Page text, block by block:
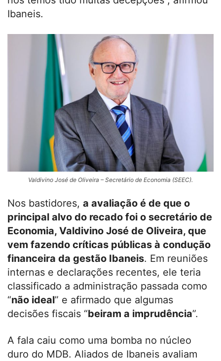
Ibaneis.
Valdivino José de Oliveira – Secretário de Economia (SEEC).
Nos bastidores, a avaliação é de que o
principal alvo do recado foi o secretário de
Economia, Valdivino José de Oliveira, que
vem fazendo críticas públicas à condução
financeira da gestão Ibaneis. Em reuniões
internas e declarações recentes, ele teria
classificado a administração passada como
“não ideal” e afirmado que algumas
decisões fiscais “beiram a imprudência”.
A fala caiu como uma bomba no núcleo
duro do MDB. Aliados de Ibaneis avaliam